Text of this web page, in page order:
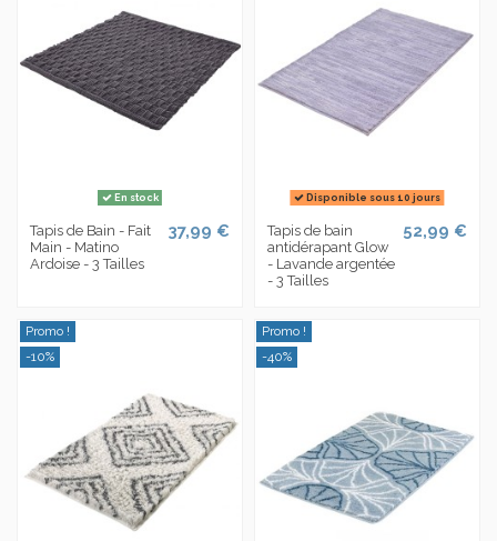
En stock
Tapis de Bain - Fait
Main - Matino
Ardoise - 3 Tailles
37,99 €
Disponible sous 10 jours
Tapis de bain
antidérapant Glow
- Lavande argentée
- 3 Tailles
52,99 €
Promo !
-10%
Promo !
-40%